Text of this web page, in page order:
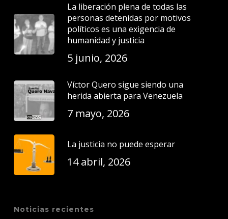
La liberación plena de todas las
personas detenidas por motivos
políticos es una exigencia de
humanidad y justicia
5 junio, 2026
Víctor Quero sigue siendo una
herida abierta para Venezuela
7 mayo, 2026
La justicia no puede esperar
14 abril, 2026
Noticias recientes